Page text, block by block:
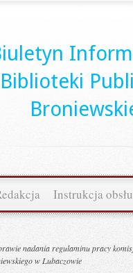
Instrukcja
nadania regulaminu pracy
w Lubaczowie